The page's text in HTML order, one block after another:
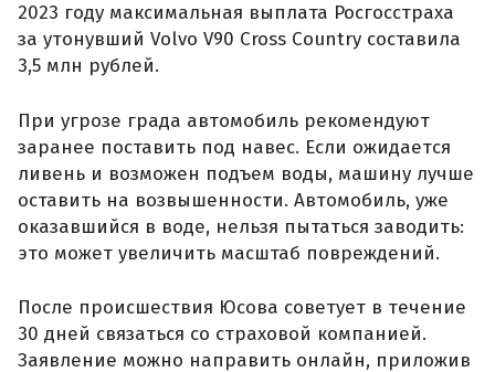
2023 году максимальная выплата Росгосстраха
за утонувший Volvo V90 Cross Country составила
3,5 млн рублей.
При угрозе града автомобиль рекомендуют
заранее поставить под навес. Если ожидается
ливень и возможен подъем воды, машину лучше
оставить на возвышенности. Автомобиль, уже
оказавшийся в воде, нельзя пытаться заводить:
это может увеличить масштаб повреждений.
После происшествия Юсова советует в течение
30 дней связаться со страховой компанией.
Заявление можно направить онлайн, приложив